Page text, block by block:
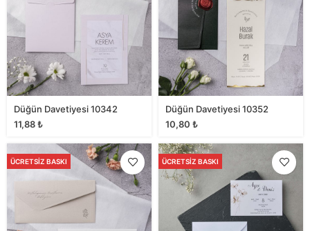
Düğün Davetiyesi 10342
11,88₺
Düğün Davetiyesi 10352
10,80 ₺
ÜCRETSIZ BASKI ÜCRETSIZ BASKI